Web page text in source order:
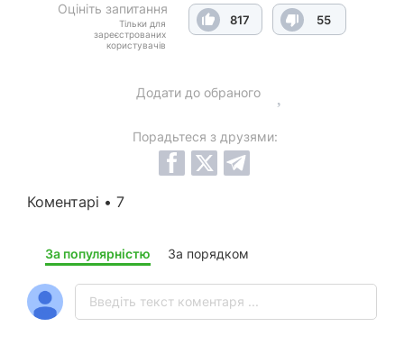
Оцініть запитання
Тільки для
зареєстрованих
користувачів
817 55
Додати до обраного
Порадьтеся з друзями:
Коментарі • 7
За популярністю За порядком